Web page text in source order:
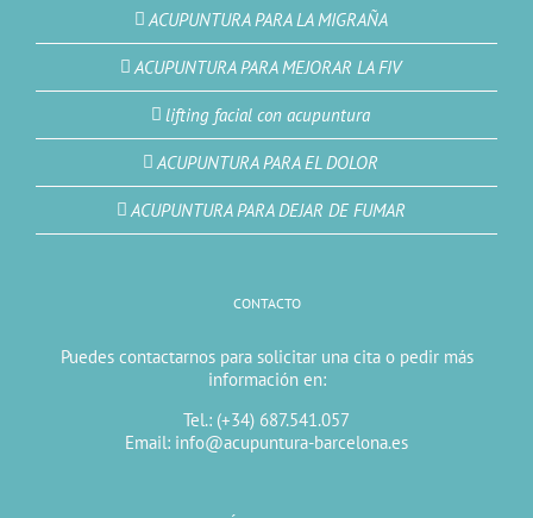
ACUPUNTURA PARA LA MIGRAÑA
ACUPUNTURA PARA MEJORAR LA FIV
lifting facial con acupuntura
ACUPUNTURA PARA EL DOLOR
ACUPUNTURA PARA DEJAR DE FUMAR
CONTACTO
Puedes contactarnos para solicitar una cita o pedir más
información en:
Tel.: (+34) 687.541.057
Email: info@acupuntura-barcelona.es